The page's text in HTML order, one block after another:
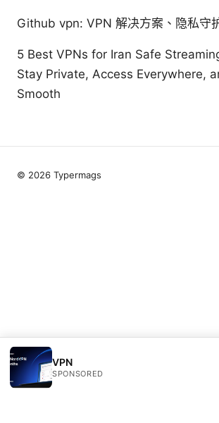
Github vpn: VPN 解决方案、隐私守
5 Best VPNs for Iran Safe
Stay Private, Access Everywhere,
Smooth
VPN
SPONSORED
© 2026 Typermags